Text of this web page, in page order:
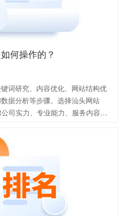
何操作的？
词研究、内容优化、网站结构优
据分析等步骤。选择汕头网站
司实力、专业能力、服务内容和
优化工作。汕头网站优化主要通
关键词研究：分析用户搜索习惯，
关键词，并合理布局在网站内容
建高质量、原创性强的内容，同时
，提升内容吸引力和搜索引擎排
：优化网站的URL结构、导航和内
清晰、易于搜索引擎抓取。4，外